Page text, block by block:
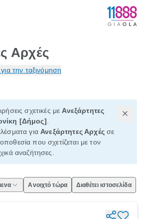
Αρχές
την ταξινόμηση
σχετικές με Ανεξάρτητες
[Δήμος]
για Ανεξάρτητες Αρχές σε
που σχετίζεται με τον
αναζήτησες.
Ανοιχτό τώρα Διαθέτει ιστοσελίδα